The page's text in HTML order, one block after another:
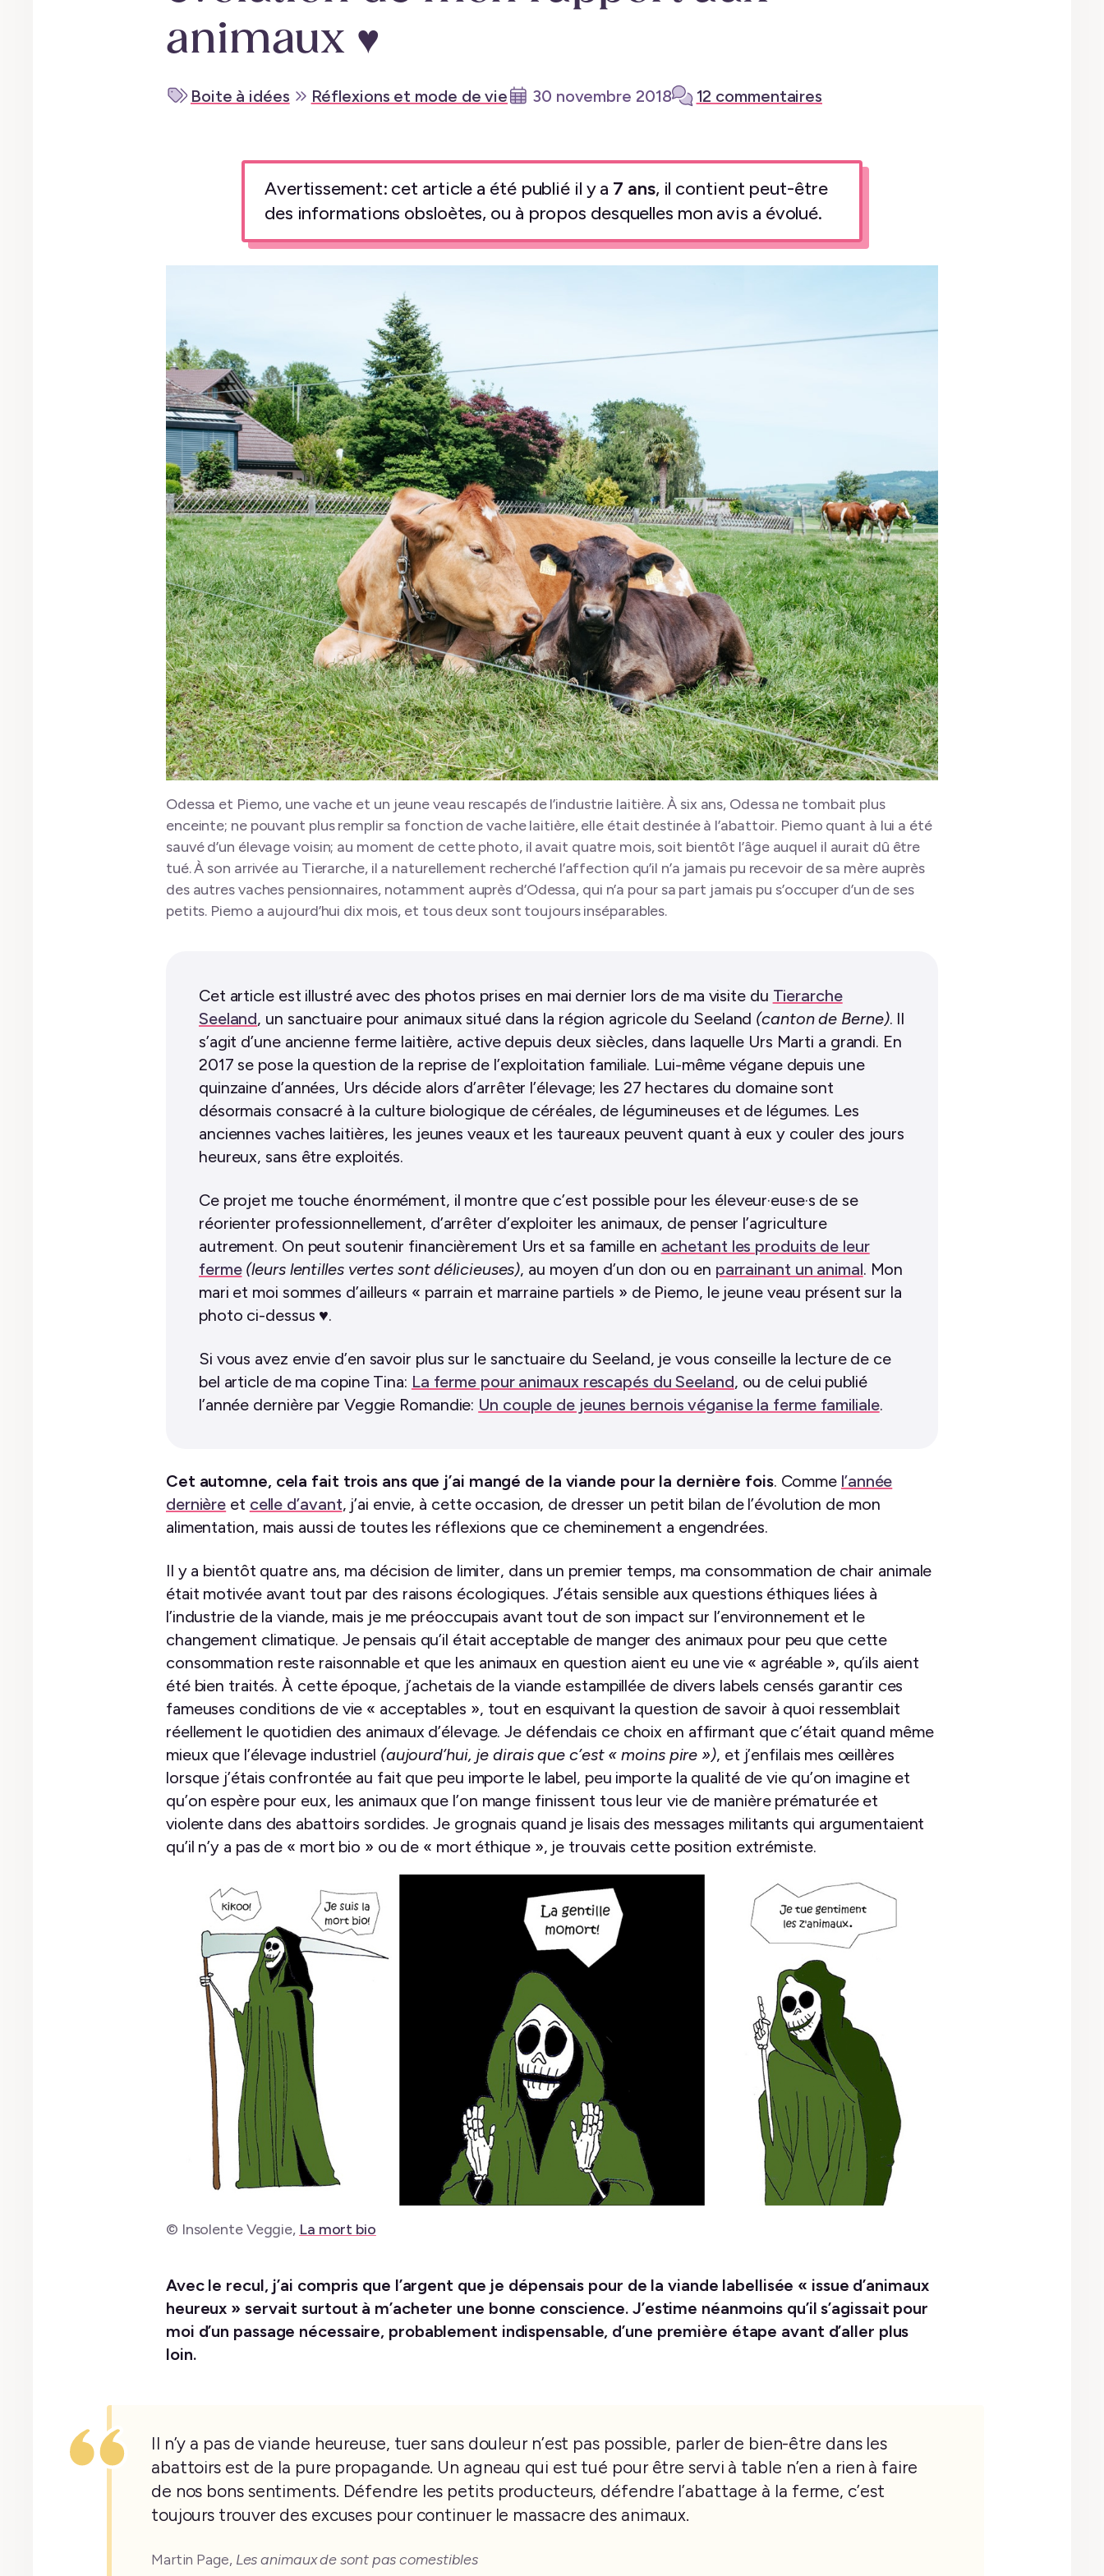
animaux ♥
Boite à idées Réflexions et mode de vie 30 novembre 2018 12 commentaires
Avertissement: cet article a été publié il y a 7 ans, il contient peut-être
des informations obsloètes, ou à propos desquelles mon avis a évolué.
Odessa et Piemo, une vache et un jeune veau rescapés de l’industrie laitière. À six ans, Odessa ne tombait plus
enceinte; ne pouvant plus remplir sa fonction de vache laitière, elle était destinée à l’abattoir. Piemo quant à lui a été
sauvé d’un élevage voisin; au moment de cette photo, il avait quatre mois, soit bientôt l’âge auquel il aurait dû être
tué. À son arrivée au Tierarche, il a naturellement recherché l’affection qu’il n’a jamais pu recevoir de sa mère auprès
des autres vaches pensionnaires, notamment auprès d’Odessa, qui n’a pour sa part jamais pu s’occuper d’un de ses
petits. Piemo a aujourd’hui dix mois, et tous deux sont toujours inséparables.
Cet article est illustré avec des photos prises en mai dernier lors de ma visite du Tierarche
Seeland, un sanctuaire pour animaux situé dans la région agricole du Seeland (canton de Berne). Il
s’agit d’une ancienne ferme laitière, active depuis deux siècles, dans laquelle Urs Marti a grandi. En
2017 se pose la question de la reprise de l’exploitation familiale. Lui-même végane depuis une
quinzaine d’années, Urs décide alors d’arrêter l’élevage; les 27 hectares du domaine sont
désormais consacré à la culture biologique de céréales, de légumineuses et de légumes. Les
anciennes vaches laitières, les jeunes veaux et les taureaux peuvent quant à eux y couler des jours
heureux, sans être exploités.
Ce projet me touche énormément, il montre que c’est possible pour les éleveur·euse·s de se
réorienter professionnellement, d’arrêter d’exploiter les animaux, de penser l’agriculture
autrement. On peut soutenir financièrement Urs et sa famille en achetant les produits de leur
ferme (leurs lentilles vertes sont délicieuses), au moyen d’un don ou en parrainant un animal. Mon
mari et moi sommes d’ailleurs « parrain et marraine partiels » de Piemo, le jeune veau présent sur la
photo ci-dessus ♥︎.
Si vous avez envie d’en savoir plus sur le sanctuaire du Seeland, je vous conseille la lecture de ce
bel article de ma copine Tina: La ferme pour animaux rescapés du Seeland, ou de celui publié
l’année dernière par Veggie Romandie: Un couple de jeunes bernois véganise la ferme familiale.
Cet automne, cela fait trois ans que j’ai mangé de la viande pour la dernière fois. Comme l’année
dernière et celle d’avant, j’ai envie, à cette occasion, de dresser un petit bilan de l’évolution de mon
alimentation, mais aussi de toutes les réflexions que ce cheminement a engendrées.
Il y a bientôt quatre ans, ma décision de limiter, dans un premier temps, ma consommation de chair animale
était motivée avant tout par des raisons écologiques. J’étais sensible aux questions éthiques liées à
l’industrie de la viande, mais je me préoccupais avant tout de son impact sur l’environnement et le
changement climatique. Je pensais qu’il était acceptable de manger des animaux pour peu que cette
consommation reste raisonnable et que les animaux en question aient eu une vie « agréable », qu’ils aient
été bien traités. À cette époque, j’achetais de la viande estampillée de divers labels censés garantir ces
fameuses conditions de vie « acceptables », tout en esquivant la question de savoir à quoi ressemblait
réellement le quotidien des animaux d’élevage. Je défendais ce choix en affirmant que c’était quand même
mieux que l’élevage industriel (aujourd’hui, je dirais que c’est « moins pire »), et j’enfilais mes œillères
lorsque j’étais confrontée au fait que peu importe le label, peu importe la qualité de vie qu’on imagine et
qu’on espère pour eux, les animaux que l’on mange finissent tous leur vie de manière prématurée et
violente dans des abattoirs sordides. Je grognais quand je lisais des messages militants qui argumentaient
qu’il n’y a pas de « mort bio » ou de « mort éthique », je trouvais cette position extrémiste.
© Insolente Veggie, La mort bio
Avec le recul, j’ai compris que l’argent que je dépensais pour de la viande labellisée « issue d’animaux
heureux » servait surtout à m’acheter une bonne conscience. J’estime néanmoins qu’il s’agissait pour
moi d’un passage nécessaire, probablement indispensable, d’une première étape avant d’aller plus
loin.
Il n’y a pas de viande heureuse, tuer sans douleur n’est pas possible, parler de bien-être dans les
abattoirs est de la pure propagande. Un agneau qui est tué pour être servi à table n’en a rien à faire
de nos bons sentiments. Défendre les petits producteurs, défendre l’abattage à la ferme, c’est
toujours trouver des excuses pour continuer le massacre des animaux.
Martin Page, Les animaux de sont pas comestibles